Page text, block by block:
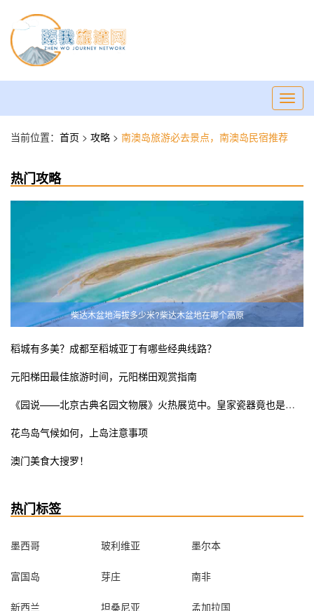
当前位置： 首页 > 攻略 > ​南澳岛旅游必去景点，南澳岛民宿推荐
热门攻略
柴达木盆地海拔多少米?柴达木盆地在哪个高原
稻城有多美？成都至稻城亚丁有哪些经典线路？
元阳梯田最佳旅游时间，元阳梯田观赏指南
《园说——北京古典名园文物展》火热展览中。皇家瓷器竟也是少女粉ins风？错过这次展览遗憾终生
花鸟岛气候如何，上岛注意事项
澳门美食大搜罗！
热门标签
墨西哥 玻利维亚 墨尔本
富国岛 芽庄 南非
新西兰 坦桑尼亚 孟加拉国